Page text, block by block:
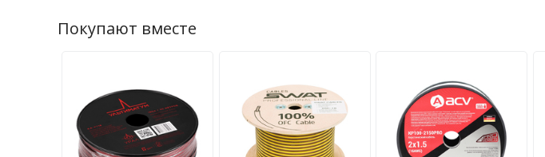
Покупают вместе